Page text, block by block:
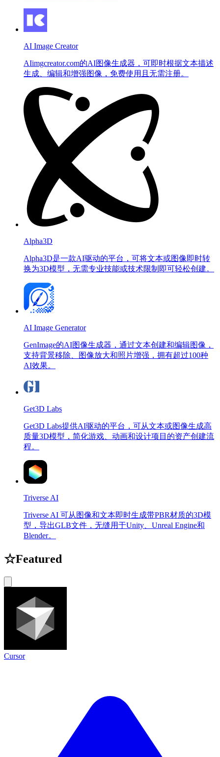
AI Image Creator
AIimgcreator.com的AI图像生成器，可即时根据文本描述
生成、编辑和增强图像，免费使用且无需注册。
Alpha3D
Alpha3D是一款AI驱动的平台，可将文本或图像即时转
换为3D模型，无需专业技能或技术限制即可轻松创建。
AI Image Generator
GenImage的AI图像生成器，通过文本创建和编辑图像，
支持背景移除、图像放大和照片增强，拥有超过100种
AI效果。
Get3D Labs
Get3D Labs提供AI驱动的平台，可从文本或图像生成高
质量3D模型，简化游戏、动画和设计项目的资产创建流
程。
Triverse AI
Triverse AI 可从图像和文本即时生成带PBR材质的3D模
型，导出GLB文件，无缝用于Unity、Unreal Engine和
Blender。
☆Featured
Cursor